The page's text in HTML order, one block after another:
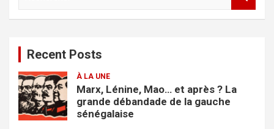
c
h
e
r
Recent Posts
À LA UNE
Marx, Lénine, Mao… et après ? La
grande débandade de la gauche
sénégalaise